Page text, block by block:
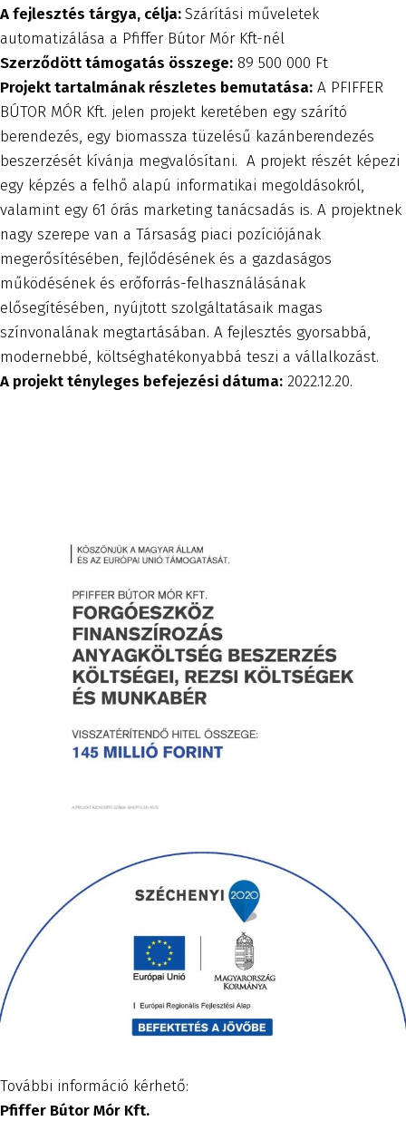
A fejlesztés tárgya, célja:Szárítási műveletek
automatizálása a Pfiffer Bútor Mór Kft-nél
Szerződött támogatás összege: 89 500 000 Ft
Projekt tartalmának részletes bemutatása: A PFIFFER
BÚTOR MÓR Kft. jelen projekt keretében egy szárító
berendezés, egy biomassza tüzelésű kazánberendezés
beszerzését kívánja megvalósítani. A projekt részét képezi
egy képzés a felhő alapú informatikai megoldásokról,
valamint egy 61 órás marketing tanácsadás is. A projektnek
nagy szerepe van a Társaság piaci pozíciójának
megerősítésében, fejlődésének és a gazdaságos
működésének és erőforrás-felhasználásának
elősegítésében, nyújtott szolgáltatásaik magas
színvonalának megtartásában. A fejlesztés gyorsabbá,
modernebbé, költséghatékonyabbá teszi a vállalkozást.
A projekt tényleges befejezési dátuma: 2022.12.20.
További információ kérhető:
Pfiffer Bútor Mór Kft.